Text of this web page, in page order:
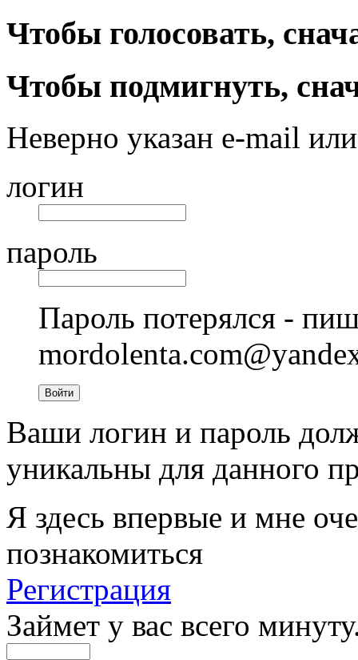
Чтобы голосовать,
Чтобы подмигнуть,
Неверно указан e-mail
логин
пароль
Пароль потерялся -
Войти
Ваши логин и пароль
уникальны для данного
Я здесь впервые и мне
познакомиться
Регистрация
Займет у вас всего